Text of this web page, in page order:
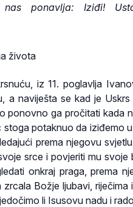
nas ponavlja: Iziđi!
života
iz 11. poglavlja
a naviješta se kad je
ponovno ga pročitati kada
potaknuo da iziđemo
prema njegovu
srce i povjeriti mu svoje
onkraj praga, prema
zrcala Božje ljubavi,
li Isusovu nadu i